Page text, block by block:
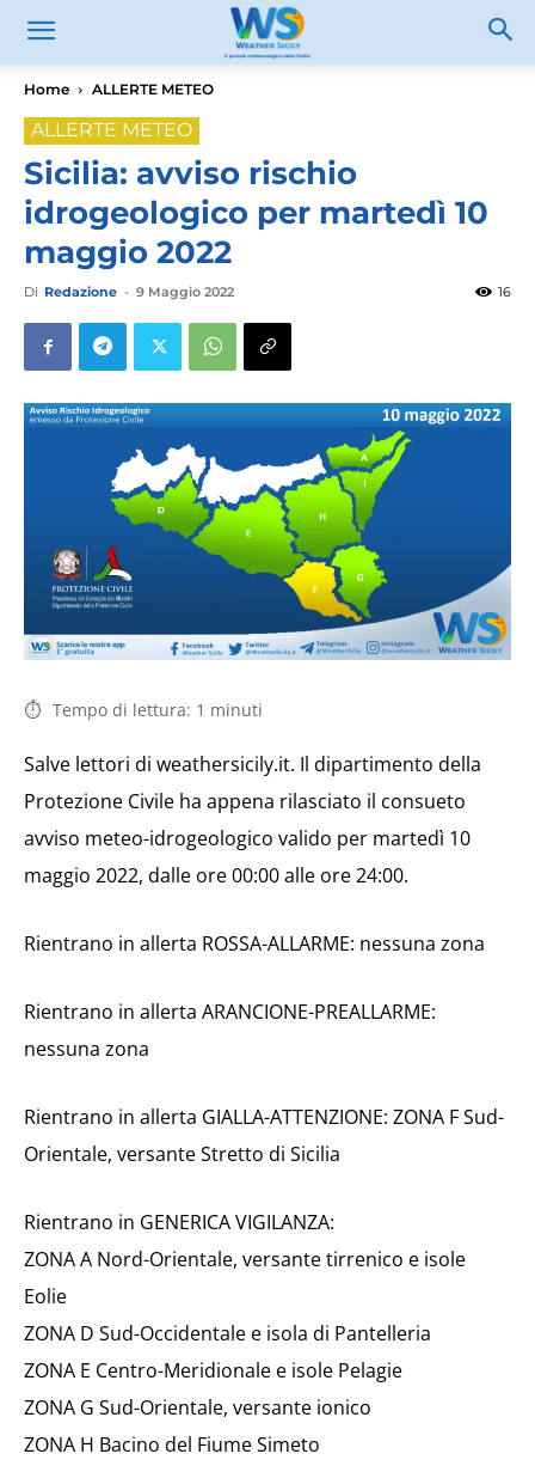
Home ALLERTE METEO
ALLERTE METEO
Sicilia: avviso rischio
idrogeologico per martedì 10
maggio 2022
Di Redazione - 9 Maggio 2022 16
Tempo di lettura: 1 minuti
Salve lettori di weathersicily.it. Il dipartimento della
Protezione Civile ha appena rilasciato il consueto
avviso meteo-idrogeologico valido per martedì 10
maggio 2022, dalle ore 00:00 alle ore 24:00.
Rientrano in allerta ROSSA-ALLARME: nessuna zona
Rientrano in allerta ARANCIONE-PREALLARME:
nessuna zona
Rientrano in allerta GIALLA-ATTENZIONE: ZONA F Sud-
Orientale, versante Stretto di Sicilia
Rientrano in GENERICA VIGILANZA:
ZONA A Nord-Orientale, versante tirrenico e isole
Eolie
ZONA D Sud-Occidentale e isola di Pantelleria
ZONA E Centro-Meridionale e isole Pelagie
ZONA G Sud-Orientale, versante ionico
ZONA H Bacino del Fiume Simeto